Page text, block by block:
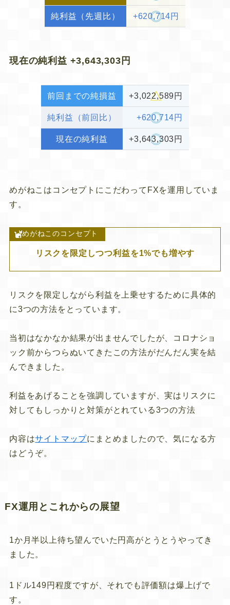
純利益（先週比） +620,714円
現在の純利益 +3,643,303円
前回までの純損益 +3,022,589円
純利益（前回比） +620,714円
現在の純利益 +3,643,303円
めがねこはコンセプトにこだわってFXを運用していま
す。
めがねこのコンセプト
リスクを限定しつつ利益を1%でも増やす
リスクを限定しながら利益を上乗せするために具体的
に3つの方法をとっています。
当初はなかなか結果が出ませんでしたが、コロナショ
ック前からつらぬいてきたこの方法がだんだん実を結
んできました。
利益をあげることを強調していますが、実はリスクに
対してもしっかりと対策がとれている3つの方法
内容はサイトマップにまとめましたので、気になる方
はどうぞ。
FX運用とこれからの展望
1か月半以上待ち望んでいた円高がとうとうやってき
ました。
1ドル149円程度ですが、それでも評価額は爆上げで
す。